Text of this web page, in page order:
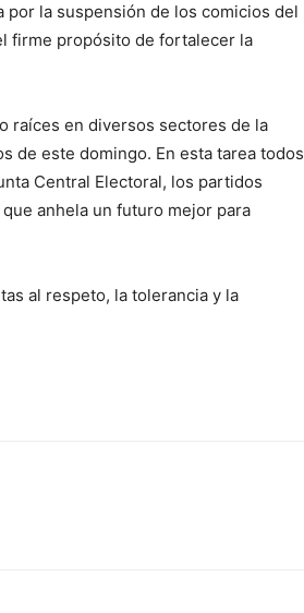
la suspensión de los comicios del
firme propósito de ­fortalecer la
raíces en diversos sectores de la
de este domingo. En esta tarea todos
Central Electoral, los partidos
anhela un futuro mejor para
al respeto, la tolerancia y la